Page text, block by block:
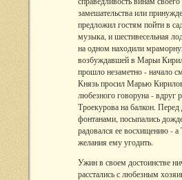
замешательства или
предложил гостям пойти в
музыка, и шестивесельная
на одном находили
возбуждавшей в Марьи
прошло незаметно - начало
Князь просил Марью
любезного говоруна - вдруг
Троекурова на балкон.
фонтанами, посыпались
радовался ее восхищению -
желания ему угодить.
Ужин в своем достоинстве
расстались с любезным